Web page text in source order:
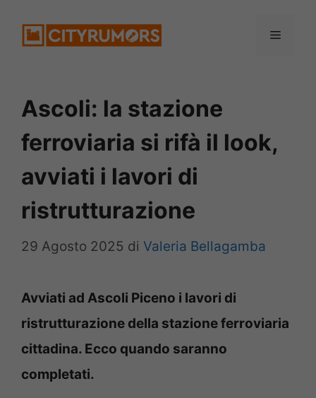
Menu
Ascoli: la stazione
ferroviaria si rifà il look,
avviati i lavori di
ristrutturazione
29 Agosto 2025 di Valeria Bellagamba
Avviati ad Ascoli Piceno i lavori di
ristrutturazione della stazione ferroviaria
cittadina. Ecco quando saranno
completati.